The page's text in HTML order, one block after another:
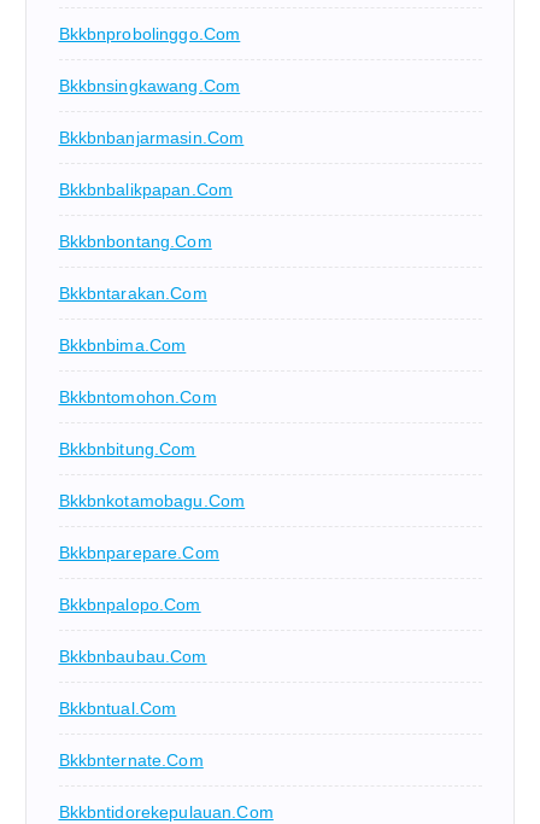
Bkkbnprobolinggo.com
Bkkbnsingkawang.com
Bkkbnbanjarmasin.com
Bkkbnbalikpapan.com
Bkkbnbontang.com
Bkkbntarakan.com
Bkkbnbima.com
Bkkbntomohon.com
Bkkbnbitung.com
Bkkbnkotamobagu.com
Bkkbnparepare.com
Bkkbnpalopo.com
Bkkbnbaubau.com
Bkkbntual.com
Bkkbnternate.com
Bkkbntidorekepulauan.com